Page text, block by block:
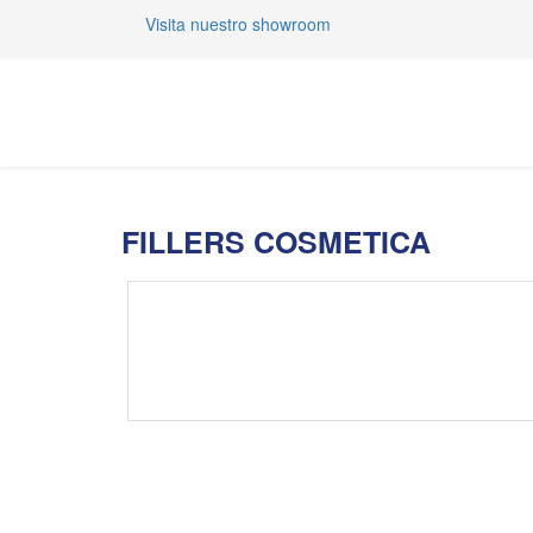
Visita nuestro showroom
FILLERS COSMETICA